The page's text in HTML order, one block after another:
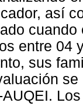
así
entre 04
sus